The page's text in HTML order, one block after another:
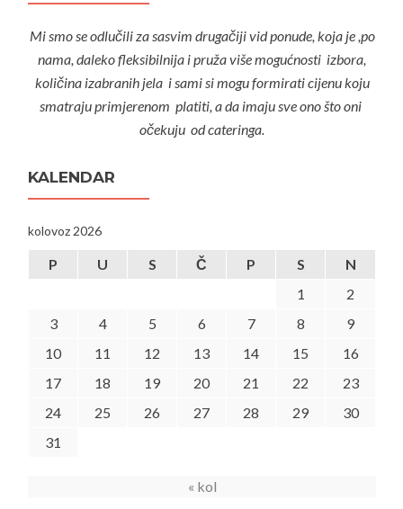
Mi smo se odlučili za sasvim drugačiji vid ponude, koja je ,po
nama, daleko fleksibilnija i pruža više mogućnosti izbora,
količina izabranih jela i sami si mogu formirati cijenu koju
smatraju primjerenom platiti, a da imaju sve ono što oni
očekuju od cateringa.
KALENDAR
kolovoz 2026
P U S Č P S
N
1
2
3
4 5 6 7 8
9
10
11 12 13 14 15
16
17
18 19 20 21 22
23
24
25 26 27 28 29
30
31
« kol